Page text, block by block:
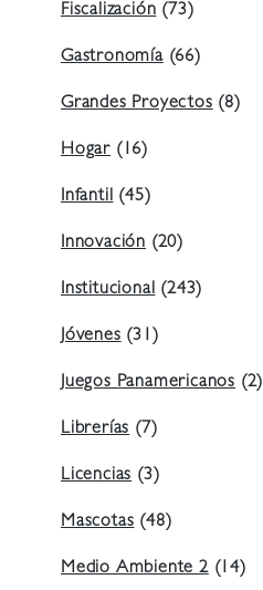
Fiscalización (73)
Gastronomía(66)
Grandes Proyectos (8)
Hogar (16)
Infantil (45)
Innovación (20)
Institucional (243)
Jóvenes (31)
Juegos Panamericanos (2)
Librerías (7)
Licencias (3)
Mascotas (48)
Medio Ambiente 2(14)